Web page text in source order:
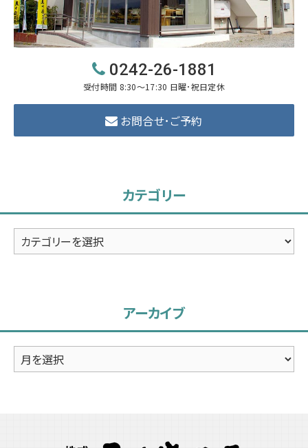
0242-26-1881
受付時間 8:30～17:30 日曜･祝日定休
お問合せ･ご予約
カテゴリー
カ
テ
アーカイブ
ア
ー